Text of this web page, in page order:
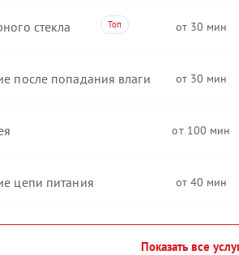
стекла 30
после попадания влаги 30
100
цепи питания 40
Показать все